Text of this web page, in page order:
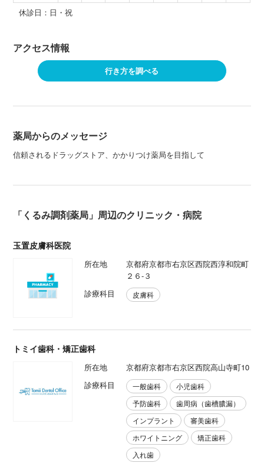
休診日：日・祝
アクセス情報
行き方を調べる
薬局からのメッセージ
信頼されるドラッグストア、かかりつけ薬局を目指して
「くるみ調剤薬局」周辺のクリニック・病院
玉置皮膚科医院
所在地
京都府京都市右京区西院西淳和院町
２６-３
診療科目
皮膚科
トミイ歯科・矯正歯科
所在地
京都府京都市右京区西院高山寺町10
診療科目
一般歯科
小児歯科
予防歯科
歯周病（歯槽膿漏）
インプラント
審美歯科
ホワイトニング
矯正歯科
入れ歯